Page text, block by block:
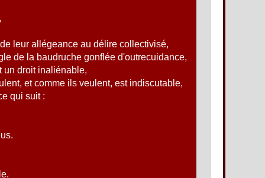
leur allégeance au délire collectivisé,
de la baudruche gonflée d'outrecuidance,
un droit inaliénable,
et comme ils veulent, est indiscutable,
qui suit :